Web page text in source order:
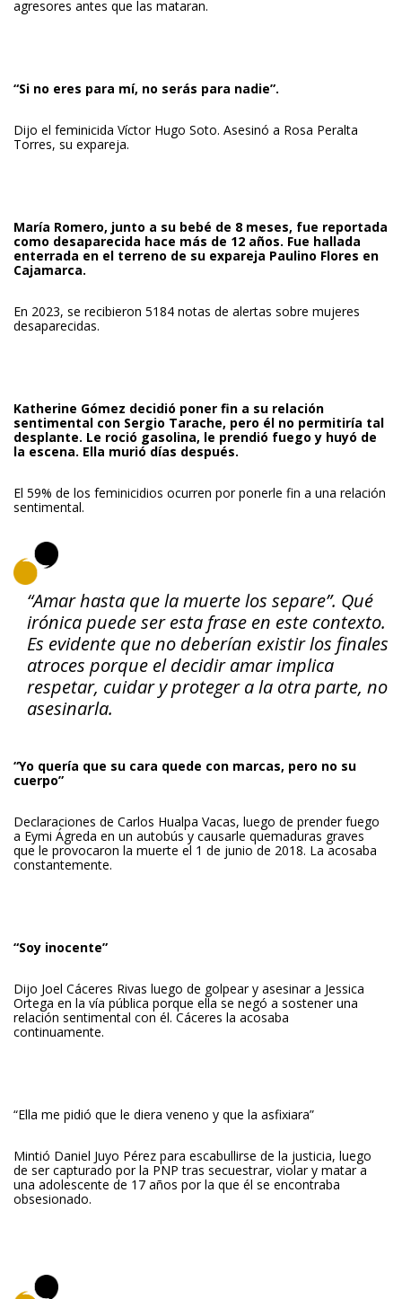
agresores antes que las mataran.
“Si no eres para mí, no serás para nadie”.
Dijo el feminicida Víctor Hugo Soto. Asesinó a Rosa Peralta
Torres, su expareja.
María Romero, junto a su bebé de 8 meses, fue reportada
como desaparecida hace más de 12 años. Fue hallada
enterrada en el terreno de su expareja Paulino Flores en
Cajamarca.
En 2023, se recibieron 5184 notas de alertas sobre mujeres
desaparecidas.
Katherine Gómez decidió poner fin a su relación
sentimental con Sergio Tarache, pero él no permitiría tal
desplante. Le roció gasolina, le prendió fuego y huyó de
la escena. Ella murió días después.
El 59% de los feminicidios ocurren por ponerle fin a una relación
sentimental.
“Amar hasta que la muerte los separe”. Qué
irónica puede ser esta frase en este contexto.
Es evidente que no deberían existir los finales
atroces porque el decidir amar implica
respetar, cuidar y proteger a la otra parte, no
asesinarla.
“Yo quería que su cara quede con marcas, pero no su
cuerpo”
Declaraciones de Carlos Hualpa Vacas, luego de prender fuego
a Eymi Ágreda en un autobús y causarle quemaduras graves
que le provocaron la muerte el 1 de junio de 2018. La acosaba
constantemente.
“Soy inocente”
Dijo Joel Cáceres Rivas luego de golpear y asesinar a Jessica
Ortega en la vía pública porque ella se negó a sostener una
relación sentimental con él. Cáceres la acosaba
continuamente.
“Ella me pidió que le diera veneno y que la asfixiara”
Mintió Daniel Juyo Pérez para escabullirse de la justicia, luego
de ser capturado por la PNP tras secuestrar, violar y matar a
una adolescente de 17 años por la que él se encontraba
obsesionado.